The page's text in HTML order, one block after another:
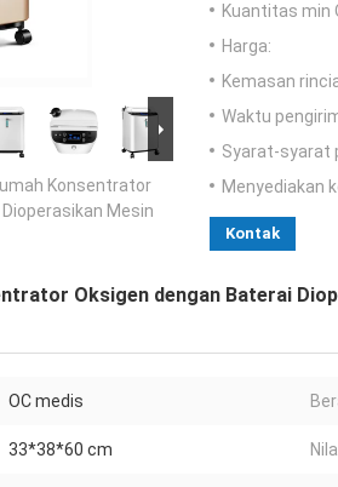
Konsentrator
Mesin
Kuantitas min
Harga:
Kemasan
Waktu
Syarat-syarat
Menyediakan
Kontak
Oksigen dengan Baterai
OC medis
33*38*60 cm